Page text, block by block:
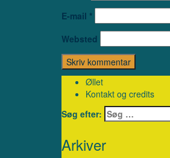
E-mail *
Websted
Øllet
Kontakt og credits
Søg efter:
Arkiver